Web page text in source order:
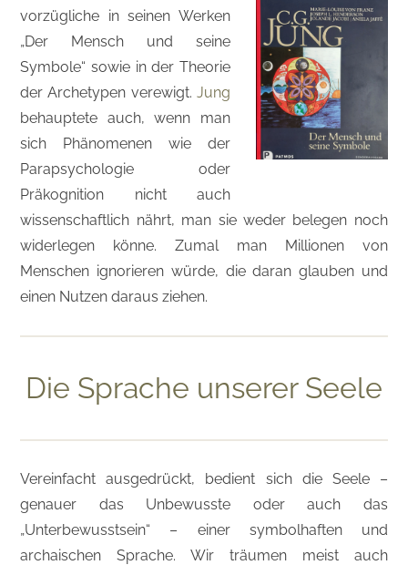
vorzügliche in seinen Werken
„Der Mensch und seine
Symbole“ sowie in der Theorie
der Archetypen verewigt. Jung
behauptete auch, wenn man
sich Phänomenen wie der
Parapsychologie oder
Präkognition nicht auch
wissenschaftlich nährt, man sie weder belegen noch
widerlegen könne. Zumal man Millionen von
Menschen ignorieren würde, die daran glauben und
einen Nutzen daraus ziehen.
Die Sprache unserer Seele
Vereinfacht ausgedrückt, bedient sich die Seele –
genauer das Unbewusste oder auch das
„Unterbewusstsein“ – einer symbolhaften und
archaischen Sprache. Wir träumen meist auch